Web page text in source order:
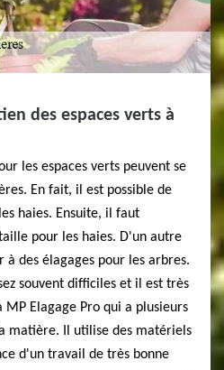
des espaces verts à
les espaces verts peuvent se
En fait, il est possible de
haies. Ensuite, il faut
pour les haies. D'un autre
des élagages pour les arbres.
souvent difficiles et il est très
Elagage Pro qui a plusieurs
matière. Il utilise des matériels
d'un travail de très bonne